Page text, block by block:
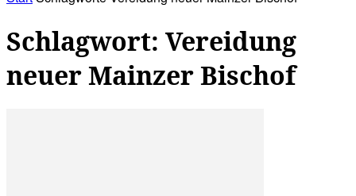
Schlagwort: Vereidung
neuer Mainzer Bischof